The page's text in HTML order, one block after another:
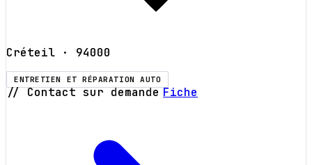
Créteil · 94000
ENTRETIEN ET RÉPARATION AUTO
// Contact sur demande Fiche